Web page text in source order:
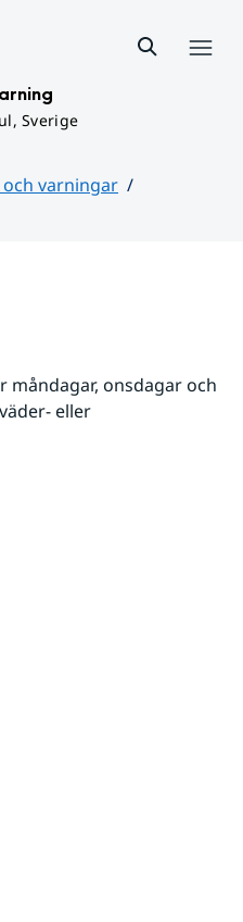
Sverige
varningar
måndagar, onsdagar och
eller